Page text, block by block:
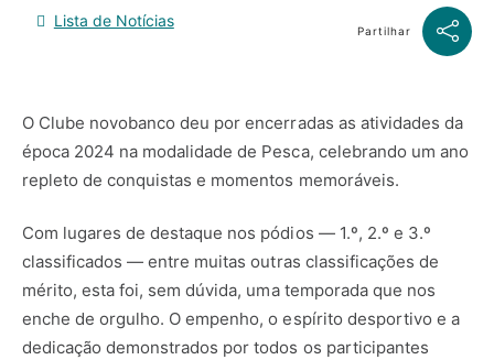
Lista de Notícias
Partilhar
O Clube novobanco deu por encerradas as atividades da
época 2024 na modalidade de Pesca, celebrando um ano
repleto de conquistas e momentos memoráveis.
Com lugares de destaque nos pódios — 1.º, 2.º e 3.º
classificados — entre muitas outras classificações de
mérito, esta foi, sem dúvida, uma temporada que nos
enche de orgulho. O empenho, o espírito desportivo e a
dedicação demonstrados por todos os participantes